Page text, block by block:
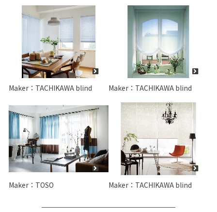
Maker：TACHIKAWA blind Maker：TACHIKAWA blind
Maker：TOSO Maker：TACHIKAWA blind